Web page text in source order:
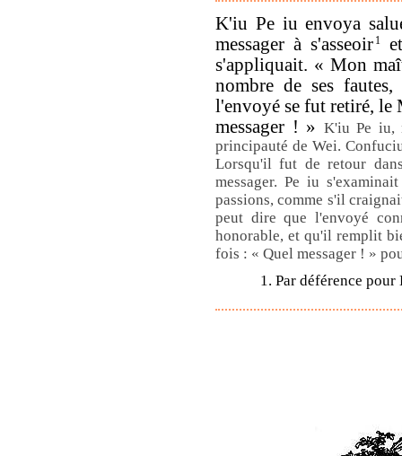
K'iu Pe iu envoya
messager à s'asseoir 1
s'appliquait. « Mon
nombre de ses
l'envoyé se fut retiré, le
messager ! » K'iu Pe iu,
principauté de Wei.
Lorsqu'il fut de retour
messager. Pe iu
passions, comme s'il
peut dire que l'envoyé
honorable, et qu'il remplit
fois : « Quel messager ! »
1. Par déférence pour